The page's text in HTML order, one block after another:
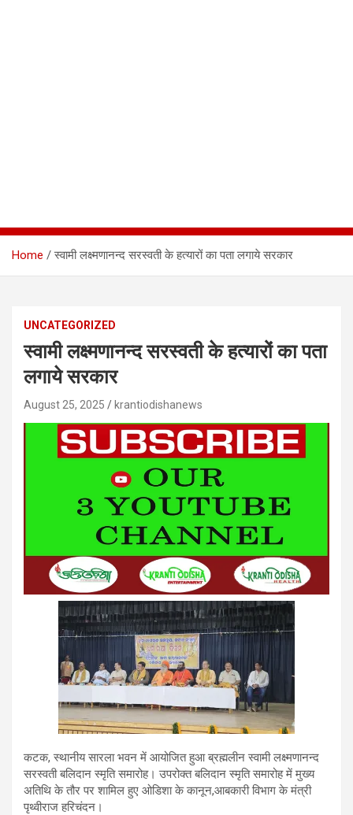
Home स्वामी लक्ष्मणानन्द सरस्वती के हत्यारों का पता लगाये सरकार
UNCATEGORIZED
स्वामी लक्ष्मणानन्द सरस्वती के हत्यारों का पता
लगाये सरकार
August 25, 2025 krantiodishanews
कटक, स्थानीय सारला भवन में आयोजित हुआ ब्रह्मलीन स्वामी लक्ष्मणानन्द
सरस्वती बलिदान स्मृति समारोह। उपरोक्त बलिदान स्मृति समारोह में मुख्य
अतिथि के तौर पर शामिल हुए ओडिशा के कानून,आबकारी विभाग के मंत्री
पृथ्वीराज हरिचंदन।